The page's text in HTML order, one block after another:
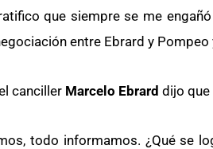
que siempre se me
entre Ebrard y Pompeo
canciller Marcelo Ebrard dijo
todo informamos. ¿Qué se